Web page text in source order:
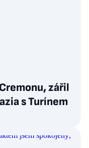
zářil
s Turínem